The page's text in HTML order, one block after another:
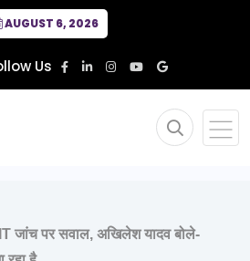
AUGUST 6, 2026
Us
जांच पर सवाल, अखिलेश यादव बोले-